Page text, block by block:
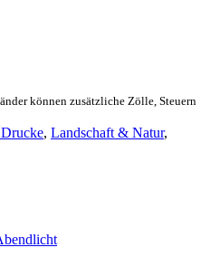
können zusätzliche Zölle, Steuern
, Landschaft & Natur,